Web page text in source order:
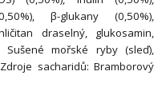
β-glukany (0,50%),
draselný, glukosamin,
mořské ryby (sleď),
sacharidů: Bramborový